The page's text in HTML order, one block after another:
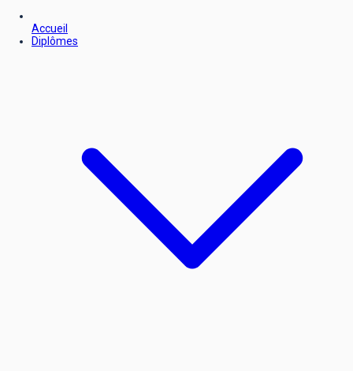
Accueil
Diplômes